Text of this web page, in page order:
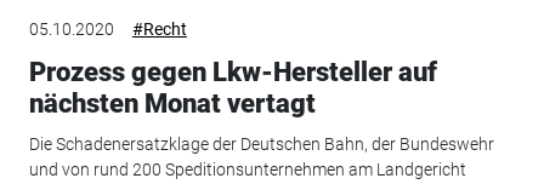
05.10.2020 #Recht
Prozess gegen Lkw-Hersteller auf
nächsten Monat vertagt
Die Schadenersatzklage der Deutschen Bahn, der Bundeswehr
und von rund 200 Speditionsunternehmen am Landgericht